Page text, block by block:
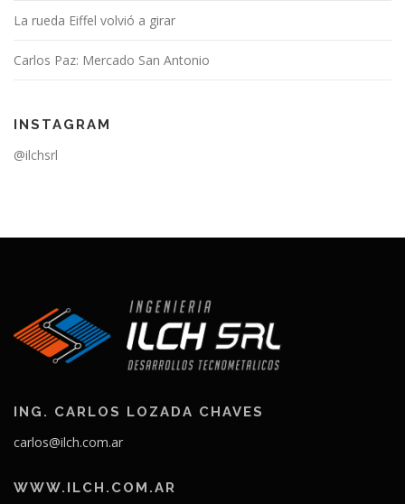
La rueda Eiffel volvió a girar
Carlos Paz: Mercado San Antonio
INSTAGRAM
@ilchsrl
ING. CARLOS LOZADA CHAVES
carlos@ilch.com.ar
WWW.ILCH.COM.AR